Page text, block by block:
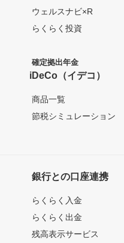
ウェルスナビ×R
らくらく投資
確定拠出年金
iDeCo（イデコ）
商品一覧
節税シミュレーション
銀行との口座連携
らくらく入金
らくらく出金
残高表示サービス